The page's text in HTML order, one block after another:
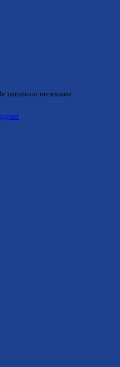
istruzioni necessarie.